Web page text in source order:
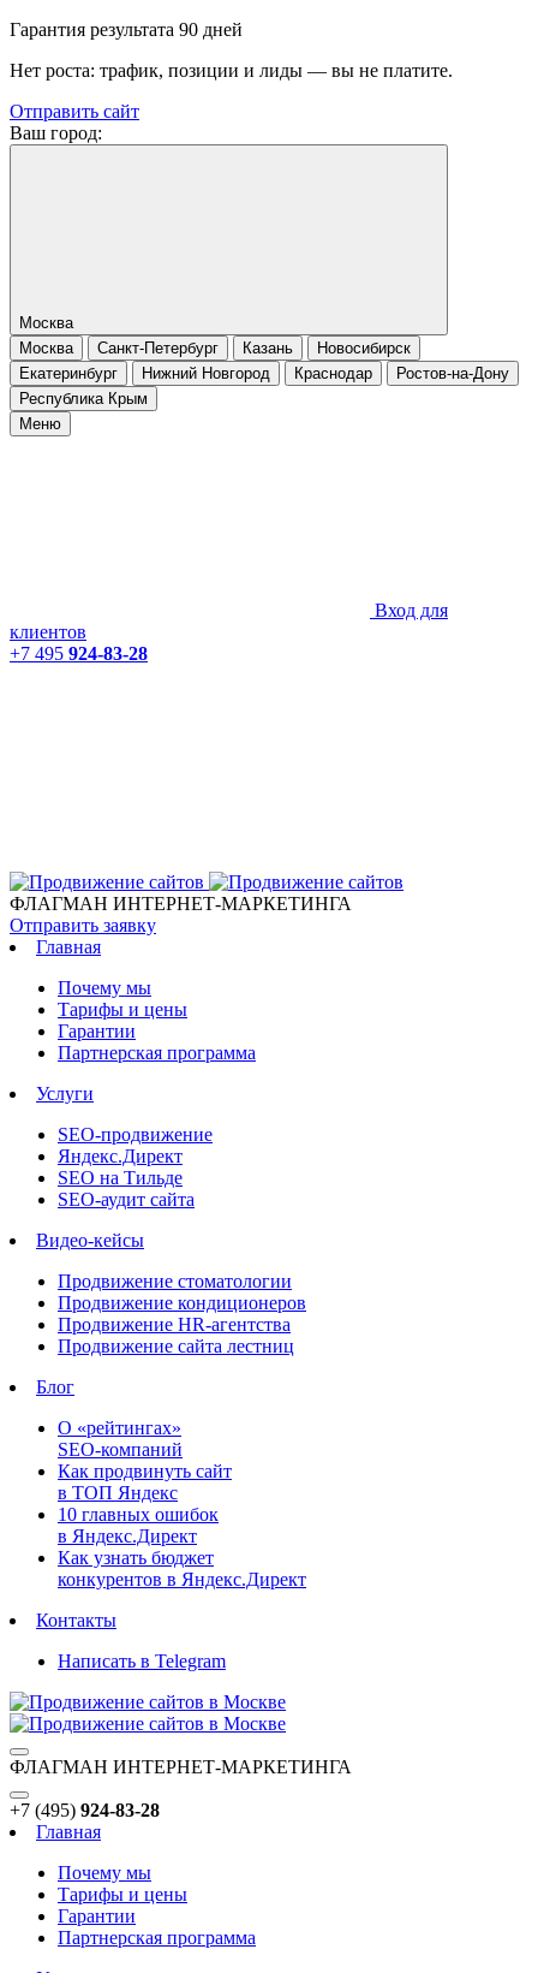
Гарантия результата 90 дней
Нет роста: трафик, позиции и лиды — вы не платите.
Отправить сайт
Ваш город:
Москва
Москва
Санкт-Петербург Казань
Новосибирск
Екатеринбург
Нижний Новгород Краснодар
Ростов-на-Дону
Республика Крым
Меню
Вход для
клиентов
+7 495 924-83-28
ФЛАГМАН ИНТЕРНЕТ-МАРКЕТИНГА
Отправить заявку
Главная
Почему мы
Тарифы и цены
Гарантии
Партнерская программа
Услуги
SEO-продвижение
Яндекс.Директ
SEO на Тильде
SEO-аудит сайта
Видео-кейсы
Продвижение стоматологии
Продвижение кондиционеров
Продвижение HR-агентства
Продвижение сайта лестниц
Блог
О «рейтингах»
SEO-компаний
Как продвинуть сайт
в ТОП Яндекс
10 главных ошибок
в Яндекс.Директ
Как узнать бюджет
конкурентов в Яндекс.Директ
Контакты
Написать в Telegram
ФЛАГМАН ИНТЕРНЕТ-МАРКЕТИНГА
+7 (495) 924-83-28
Главная
Почему мы
Тарифы и цены
Гарантии
Партнерская программа